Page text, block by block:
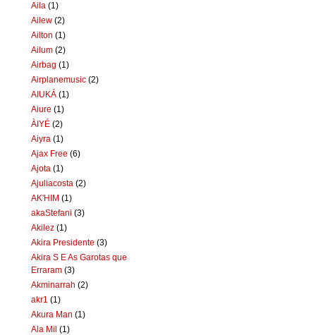
Aila (1)
Ailew (2)
Ailton (1)
Ailum (2)
Airbag (1)
Airplanemusic (2)
AIUKÁ (1)
Aiure (1)
ÀIYÉ (2)
Aiyra (1)
Ajax Free (6)
Ajota (1)
Ajuliacosta (2)
AK'HIM (1)
akaStefani (3)
Akilez (1)
Akira Presidente (3)
Akira S E As Garotas que
Erraram (3)
Akminarrah (2)
akr1 (1)
Akura Man (1)
Ala Mil (1)